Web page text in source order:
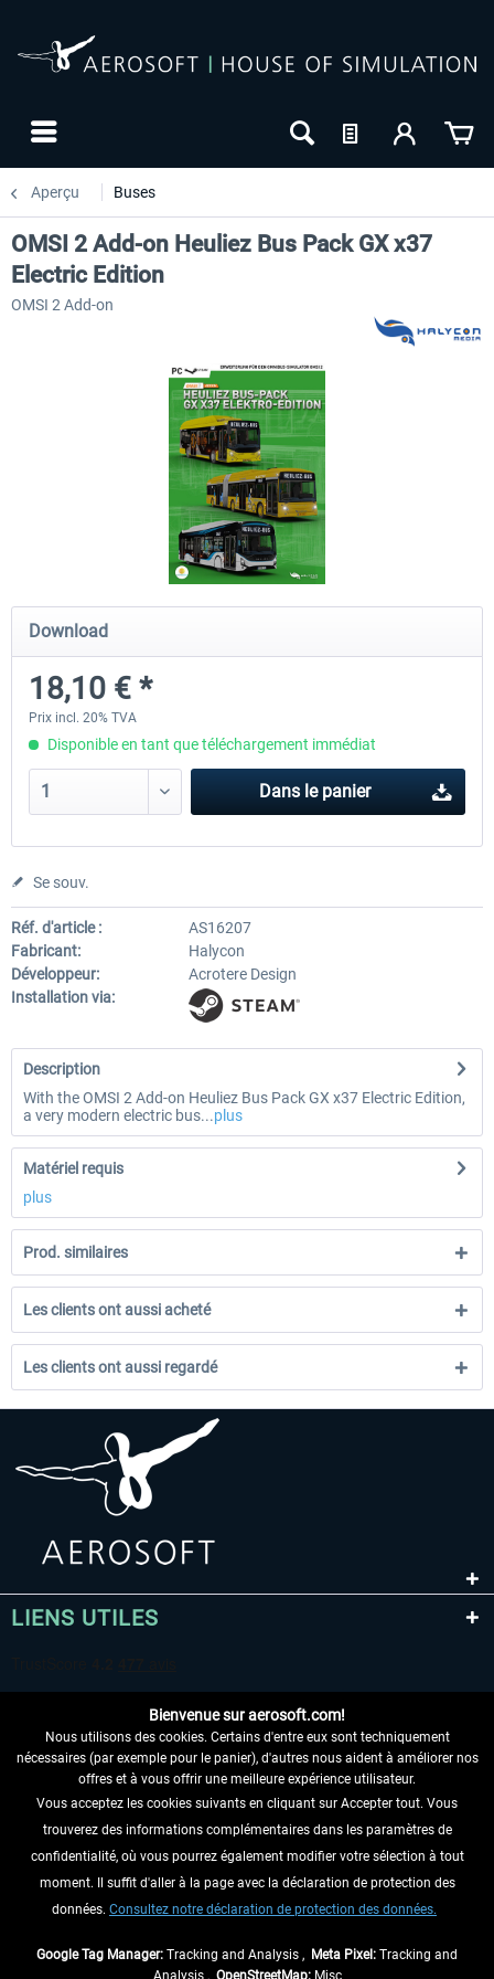
Aperçu Buses
OMSI 2 Add-on Valiant Citybus 7700
Hybrid
OMSI 2 Add-on IVECO Bus
Low Entry Buses
OMSI 2 Add-on Heuliez Bus Pack GX x37
Electric Edition
OMSI 2 Add-on
Download
18,10 € *
Prix incl. 20% TVA
Disponible en tant que téléchargement immédiat
Dans le panier
Se souv.
Réf. d'article :
AS16207
Fabricant:
Halycon
Développeur:
Acrotere Design
Installation via:
Description
With the OMSI 2 Add-on Heuliez Bus Pack GX x37 Electric Edition,
a very modern electric bus...plus
Matériel requis
plus
Prod. similaires
Les clients ont aussi acheté
Les clients ont aussi regardé
LIENS UTILES
RENONCER AU CONTRAT ICI
INFORMATIONS
NE MANQUEZ PAS LES DERNIÈRES
Bienvenue sur aerosoft.com!
Nous utilisons des cookies. Certains d'entre eux sont techniquement
nécessaires (par exemple pour le panier), d'autres nous aident à améliorer nos
offres et à vous offrir une meilleure expérience utilisateur.
Vous acceptez les cookies suivants en cliquant sur Accepter tout. Vous
trouverez des informations complémentaires dans les paramètres de
confidentialité, où vous pourrez également modifier votre sélection à tout
moment. Il suffit d'aller à la page avec la déclaration de protection des
données. Consultez notre déclaration de protection des données.
Google Tag Manager: Tracking and Analysis , Meta Pixel: Tracking and
Analysis , OpenStreetMap:Misc